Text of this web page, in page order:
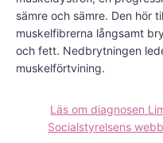
sämre och sämre. Den hör
muskelfibrerna långsamt
och fett. Nedbrytningen
muskelförtvining.
Läs om diagnosen
Socialstyrelsens